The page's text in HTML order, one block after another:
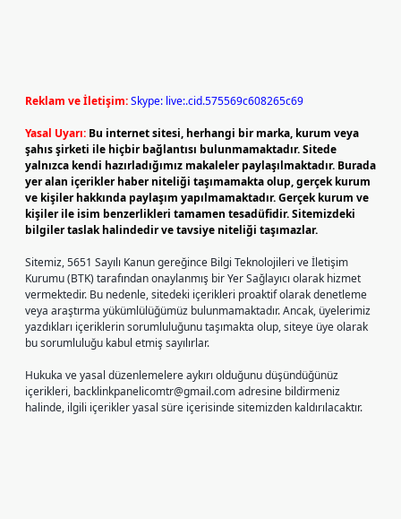
Reklam ve İletişim:Skype: live:.cid.575569c608265c69
Yasal Uyarı: Bu internet sitesi, herhangi bir marka, kurum veya
şahıs şirketi ile hiçbir bağlantısı bulunmamaktadır. Sitede
yalnızca kendi hazırladığımız makaleler paylaşılmaktadır. Burada
yer alan içerikler haber niteliği taşımamakta olup, gerçek kurum
ve kişiler hakkında paylaşım yapılmamaktadır. Gerçek kurum ve
kişiler ile isim benzerlikleri tamamen tesadüfidir. Sitemizdeki
bilgiler taslak halindedir ve tavsiye niteliği taşımazlar.
Sitemiz, 5651 Sayılı Kanun gereğince Bilgi Teknolojileri ve İletişim
Kurumu (BTK) tarafından onaylanmış bir Yer Sağlayıcı olarak hizmet
vermektedir. Bu nedenle, sitedeki içerikleri proaktif olarak denetleme
veya araştırma yükümlülüğümüz bulunmamaktadır. Ancak, üyelerimiz
yazdıkları içeriklerin sorumluluğunu taşımakta olup, siteye üye olarak
bu sorumluluğu kabul etmiş sayılırlar.
Hukuka ve yasal düzenlemelere aykırı olduğunu düşündüğünüz
içerikleri, backlinkpanelicomtr@gmail.comadresine bildirmeniz
halinde, ilgili içerikler yasal süre içerisinde sitemizden kaldırılacaktır.